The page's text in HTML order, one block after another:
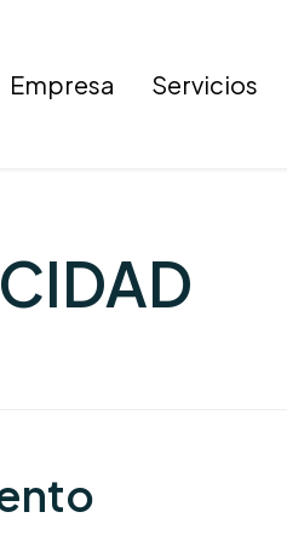
Empresa Servicios